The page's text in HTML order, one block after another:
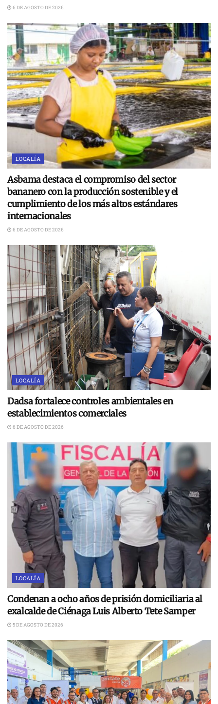
6 DE AGOSTO DE 2026
LOCALÍA
Asbama destaca el compromiso del sector
bananero con la producción sostenible y el
cumplimiento de los más altos estándares
internacionales
6 DE AGOSTO DE 2026
LOCALÍA
Dadsa fortalece controles ambientales en
establecimientos comerciales
6 DE AGOSTO DE 2026
LOCALÍA
Condenan a ocho años de prisión domiciliaria al
exalcalde de Ciénaga Luis Alberto Tete Samper
5 DE AGOSTO DE 2026